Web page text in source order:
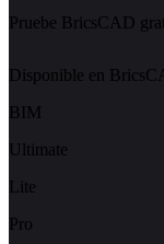
Pruebe BricsCAD
Disponible en
BIM
Ultimate
Lite
Pro